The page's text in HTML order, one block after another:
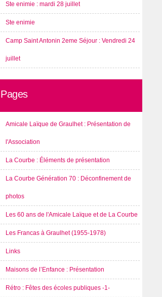
Ste enimie : mardi 28 juillet
Ste enimie
Camp Saint Antonin 2eme Séjour : Vendredi 24
juillet
Pages
Amicale Laïque de Graulhet : Présentation de
l'Association
La Courbe : Éléments de présentation
La Courbe Génération 70 : Déconfinement de
photos
Les 60 ans de l'Amicale Laïque et de La Courbe
Les Francas à Graulhet (1955-1978)
Links
Maisons de l’Enfance : Présentation
Rétro : Fêtes des écoles publiques -1-